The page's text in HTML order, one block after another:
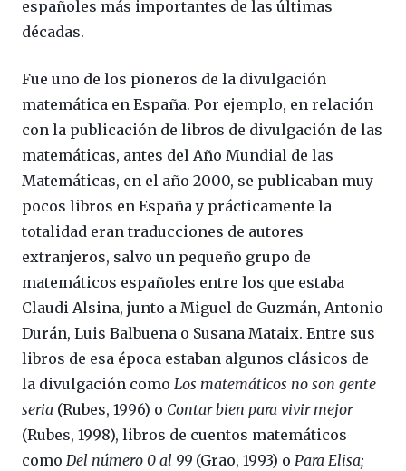
españoles más importantes de las últimas
décadas.
Fue uno de los pioneros de la divulgación
matemática en España. Por ejemplo, en relación
con la publicación de libros de divulgación de las
matemáticas, antes del Año Mundial de las
Matemáticas, en el año 2000, se publicaban muy
pocos libros en España y prácticamente la
totalidad eran traducciones de autores
extranjeros, salvo un pequeño grupo de
matemáticos españoles entre los que estaba
Claudi Alsina, junto a Miguel de Guzmán, Antonio
Durán, Luis Balbuena o Susana Mataix. Entre sus
libros de esa época estaban algunos clásicos de
la divulgación como Los matemáticos no son gente
seria (Rubes, 1996) o Contar bien para vivir mejor
(Rubes, 1998), libros de cuentos matemáticos
como Del número 0 al 99 (Grao, 1993) o Para Elisa;